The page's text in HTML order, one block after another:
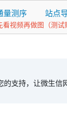
量测序 站点
看视频再做图（测
支持，让微生信